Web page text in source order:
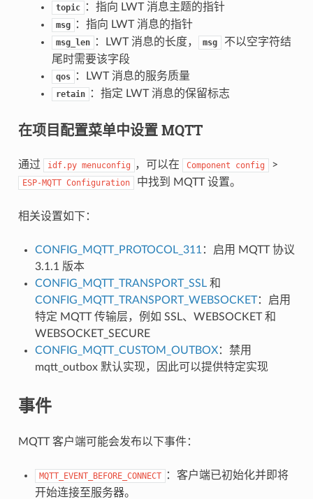
topic ：指向 LWT 消息主题的指针
msg ：指向 LWT 消息的指针
msg_len ：LWT 消息的长度， msg
不以空字符结
尾时需要该字段
qos ：LWT 消息的服务质量
retain ：指定 LWT 消息的保留标志
在项目配置菜单中设置 MQTT
通过 idf.py menuconfig ，可以在 Component config >
ESP-MQTT Configuration 中找到 MQTT 设置。
相关设置如下：
CONFIG_MQTT_PROTOCOL_311 ：启用 MQTT 协议
3.1.1 版本
CONFIG_MQTT_TRANSPORT_SSL和
CONFIG_MQTT_TRANSPORT_WEBSOCKET：启用
特定 MQTT 传输层，例如 SSL、WEBSOCKET 和
WEBSOCKET_SECURE
CONFIG_MQTT_CUSTOM_OUTBOX：禁用
mqtt_outbox 默认实现，因此可以提供特定实现
事件
MQTT 客户端可能会发布以下事件：
MQTT_EVENT_BEFORE_CONNECT
：客户端已初始化并即将
开始连接至服务器。